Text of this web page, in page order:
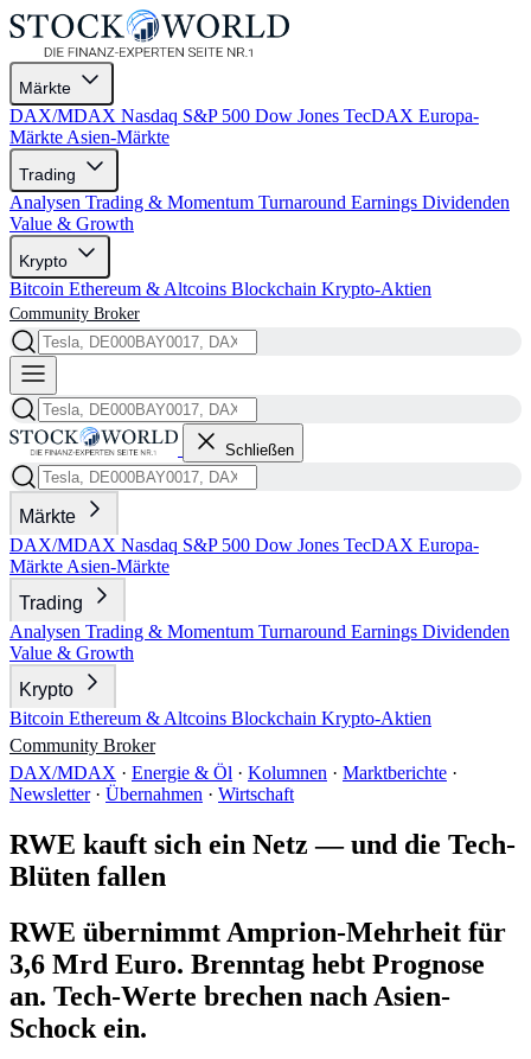
Märkte
DAX/MDAX Nasdaq S&P 500 Dow Jones TecDAX Europa-
Märkte Asien-Märkte
Trading
Analysen Trading & Momentum Turnaround Earnings Dividenden
Value & Growth
Krypto
Bitcoin Ethereum & Altcoins Blockchain Krypto-Aktien
Community Broker
Schließen
Märkte
DAX/MDAX Nasdaq S&P 500 Dow Jones TecDAX Europa-
Märkte Asien-Märkte
Trading
Analysen Trading & Momentum Turnaround Earnings Dividenden
Value & Growth
Krypto
Bitcoin Ethereum & Altcoins Blockchain Krypto-Aktien
Community Broker
DAX/MDAX · Energie & Öl · Kolumnen · Marktberichte ·
Newsletter · Übernahmen · Wirtschaft
RWE kauft sich ein Netz — und die Tech-
Blüten fallen
RWE übernimmt Amprion-Mehrheit für
3,6 Mrd Euro. Brenntag hebt Prognose
an. Tech-Werte brechen nach Asien-
Schock ein.